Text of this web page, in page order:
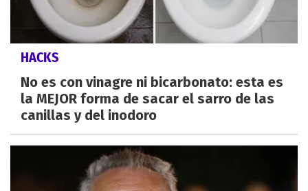
HACKS
No es con vinagre ni bicarbonato: esta es
la MEJOR forma de sacar el sarro de las
canillas y del inodoro